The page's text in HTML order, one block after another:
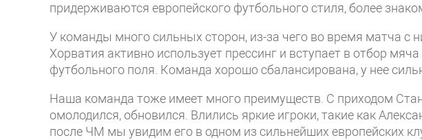
придерживаются европейского футбольного стиля, более
У команды много сильных сторон, из-за чего во время матча с
Хорватия активно использует прессинг и вступает в отбор
футбольного поля. Команда хорошо сбалансирована, у нее
Наша команда тоже имеет много преимуществ. С приходом
омолодился, обновился. Влились яркие игроки, такие как
после ЧМ мы увидим его в одном из сильнейших европейских